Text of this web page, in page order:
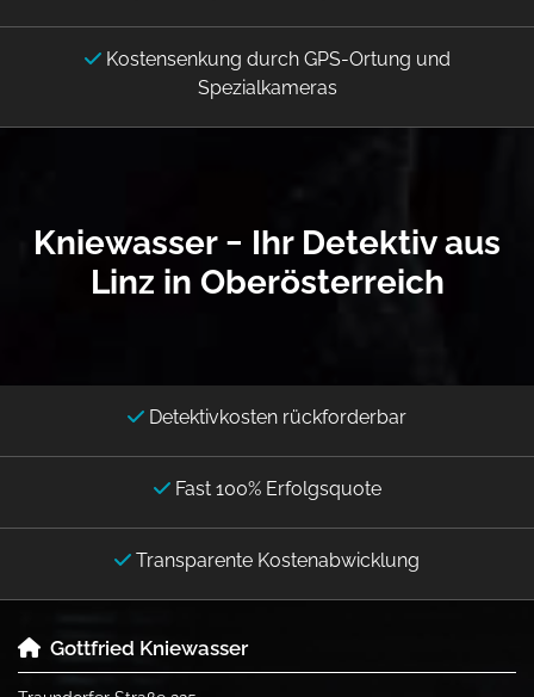
 Kostensenkung durch GPS-Ortung und
Spezialkameras
Kniewasser − Ihr Detektiv aus
Linz in Oberösterreich
 Detektivkosten rückforderbar
 Fast 100% Erfolgsquote
 Transparente Kostenabwicklung
 Gottfried Kniewasser